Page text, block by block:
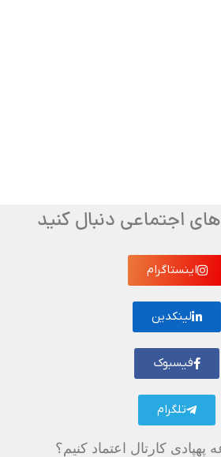
اجتماعی دنبال کنید
اینستاگرام
لینکدین
فیسبوک
تلگرام
پهپادی کارتال اعتماد کنیم؟